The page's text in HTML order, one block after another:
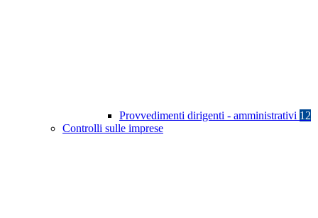
Provvedimenti dirigenti - amministrativi 12
Controlli sulle imprese